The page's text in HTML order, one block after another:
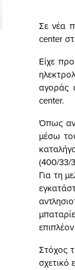
Σε νέα
center
Είχε
αγοράς
center.
Όπως
μέσω
(400/33/
Για τη
Στόχος
σχετικό